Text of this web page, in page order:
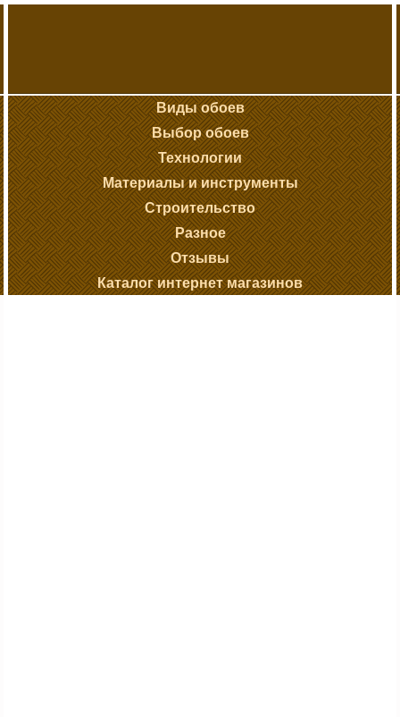
Виды обоев
Выбор обоев
Технологии
Материалы и инструменты
Строительство
Разное
Отзывы
Каталог интернет магазинов